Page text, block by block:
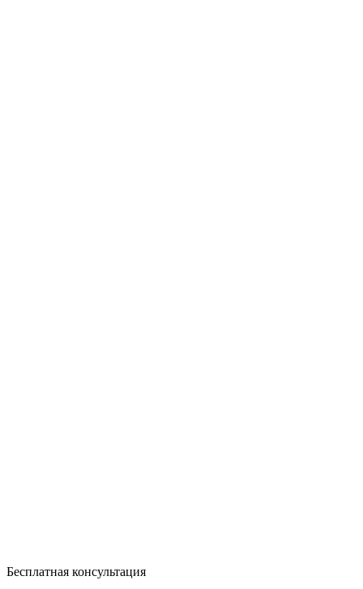
Бесплатная консультация